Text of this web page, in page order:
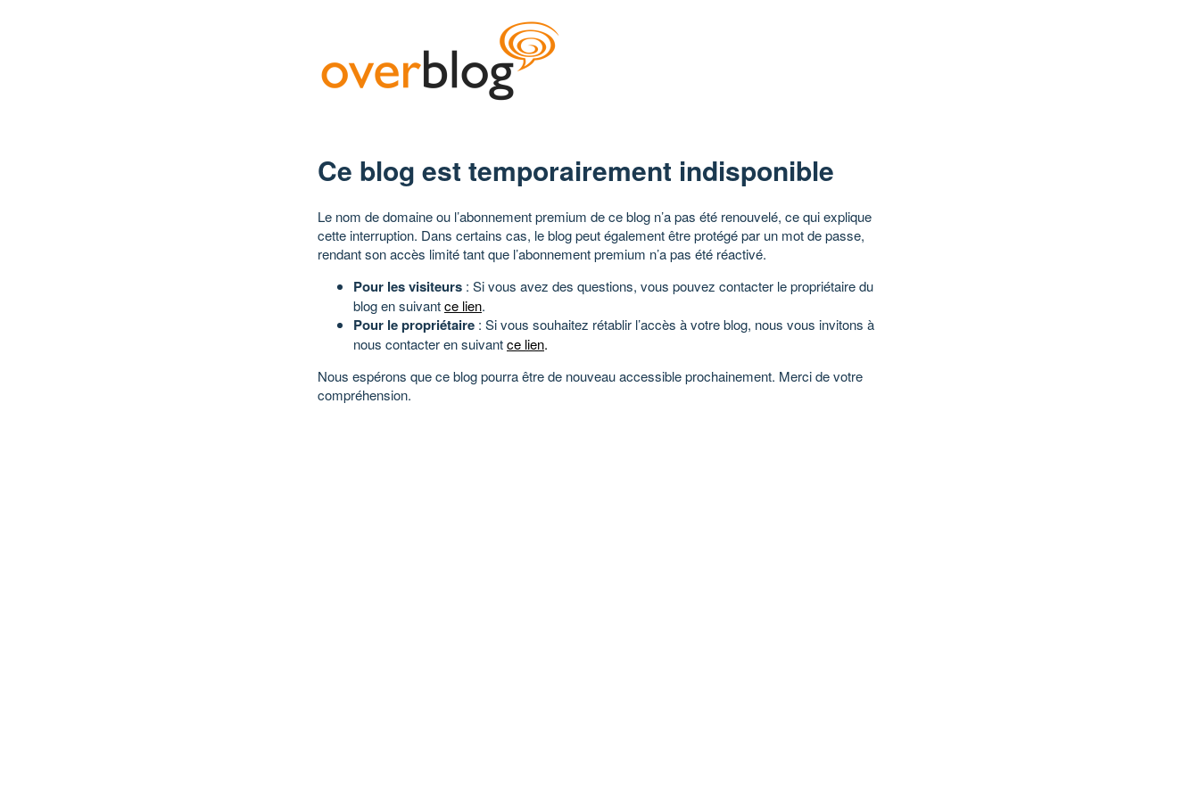
Ce blog est temporairement indisponible
Le nom de domaine ou l’abonnement premium de ce blog n’a pas été renouvelé, ce qui explique
cette interruption. Dans certains cas, le blog peut également être protégé par un mot de passe,
rendant son accès limité tant que l’abonnement premium n’a pas été réactivé.
Pour les visiteurs : Si vous avez des questions, vous pouvez contacter le propriétaire du
blog en suivantce lien.
Pour le propriétaire : Si vous souhaitez rétablir l’accès à votre blog, nous vous invitons à
nous contacter en suivantce lien.
Nous espérons que ce blog pourra être de nouveau accessible prochainement. Merci de votre
compréhension.